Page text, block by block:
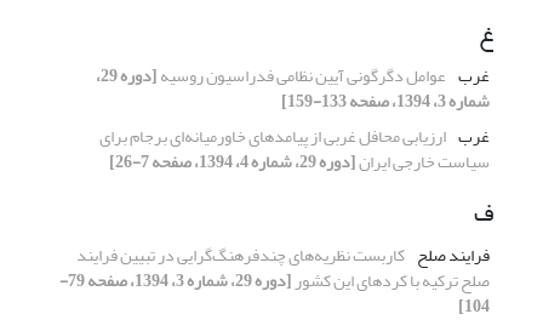
غ
غرب عوامل دگرگونی آیین نظامی فدراسیون روسیه [دوره 29،
شماره 3، 1394، صفحه 133-159]
غرب ارزیابی محافل غربی از پیامدهای خاورمیانه‌ای برجام برای
سیاست خارجی ایران[دوره 29، شماره 4، 1394، صفحه 7-26]
ف
فرایند صلح کاربست نظریه‌های چندفرهنگ‌گرایی در تبیین فرایند
صلح ترکیه با کردهای این کشور [دوره 29، شماره 3، 1394، صفحه 79-
104]